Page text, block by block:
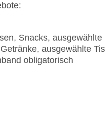
Snacks,
ausgewählte
obligatorisch